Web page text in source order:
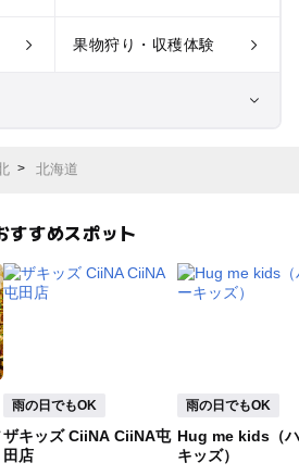
果物狩り・収穫体験
植物園・フラワーパー
ク
北海道
すすめスポット
雨の日でもOK
ザキッズ CiiNA CiiNA屯
田店
雨の日でもOK
Hug me kids（
キッズ）